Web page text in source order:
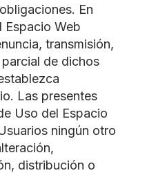
En
Espacio Web
transmisión,
de dichos
Las presentes
Uso del Espacio
ningún otro
distribución o